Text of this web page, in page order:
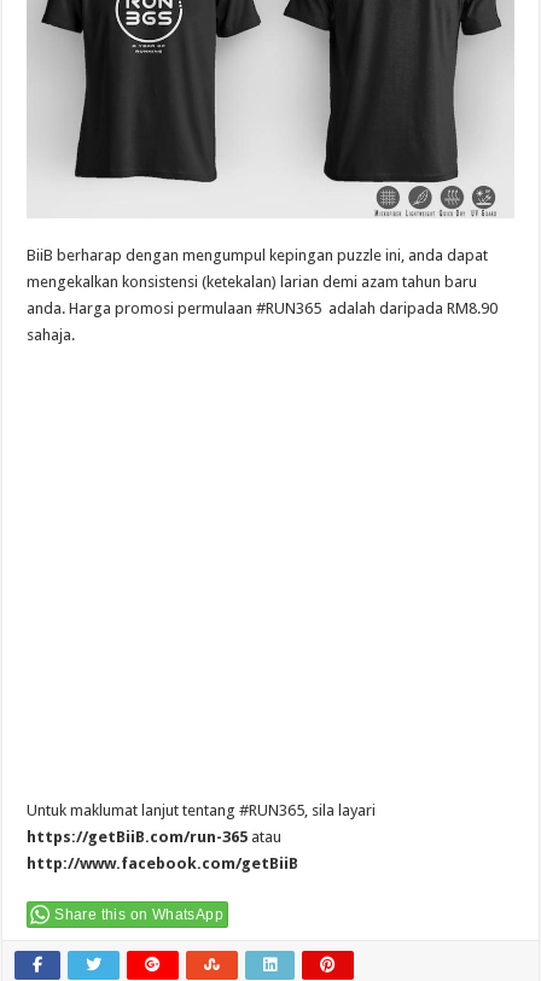
BiiB berharap dengan mengumpul kepingan puzzle ini, anda dapat
mengekalkan konsistensi (ketekalan) larian demi azam tahun baru
anda. Harga promosi permulaan #RUN365 adalah daripada RM8.90
sahaja.
Untuk maklumat lanjut tentang #RUN365, sila layari
https://getBiiB.com/run-365 atau
http://www.facebook.com/getBiiB
Share this on WhatsApp